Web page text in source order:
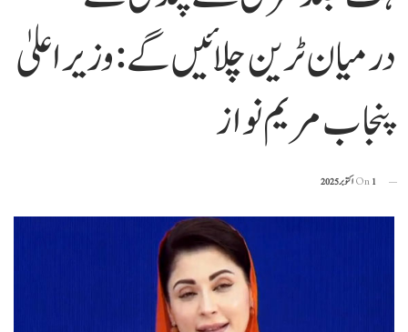
درمیان ٹرین چلائیں گے: وزیراعلیٰ
پنجاب مریم نواز
On1 اکتوبر 2025